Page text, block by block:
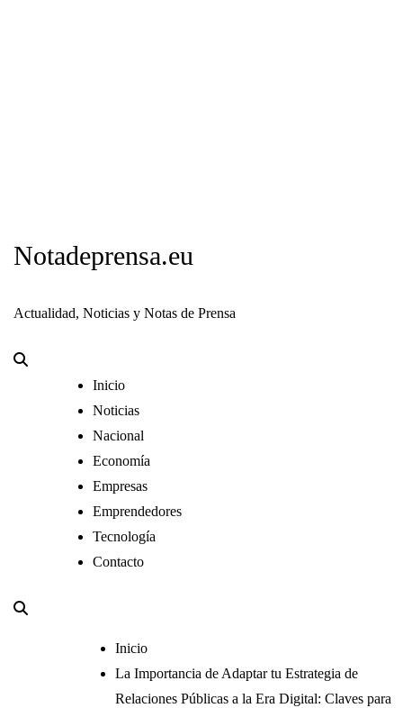
Notadeprensa.eu
Actualidad, Noticias y Notas de Prensa
Inicio
Noticias
Nacional
Economía
Empresas
Emprendedores
Tecnología
Contacto
Inicio
La Importancia de Adaptar tu Estrategia de
Relaciones Públicas a la Era Digital: Claves para